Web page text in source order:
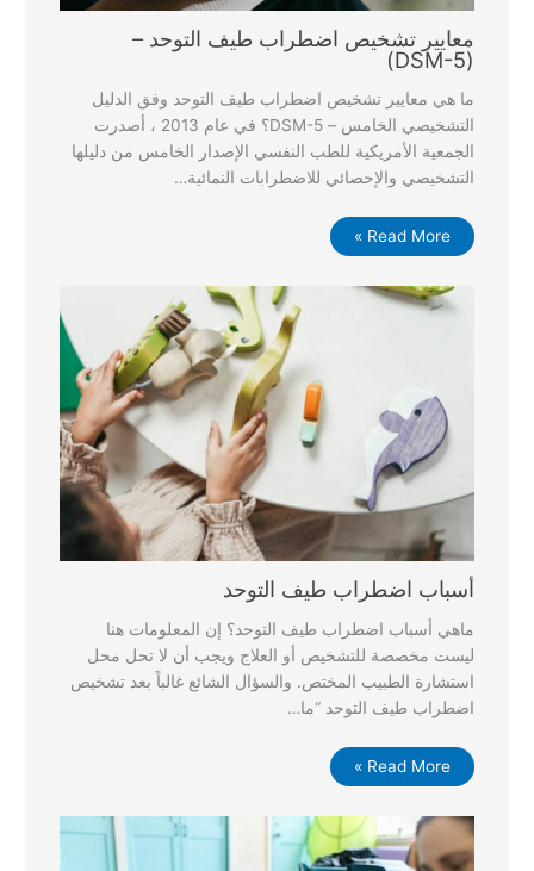
معايير تشخيص اضطراب طيف التوحد –
(DSM-5)
ما هي معايير تشخيص اضطراب طيف التوحد وفق الدليل
التشخيصي الخامس – DSM-5؟ في عام 2013 ، أصدرت
الجمعية الأمريكية للطب النفسي الإصدار الخامس من دليلها
التشخيصي والإحصائي للاضطرابات النمائية…
Read More »
أسباب اضطراب طيف التوحد
ماهي أسباب اضطراب طيف التوحد؟ إن المعلومات هنا
ليست مخصصة للتشخيص أو العلاج ويجب أن لا تحل محل
استشارة الطبيب المختص. والسؤال الشائع غالباً بعد تشخيص
اضطراب طيف التوحد “ما…
Read More »